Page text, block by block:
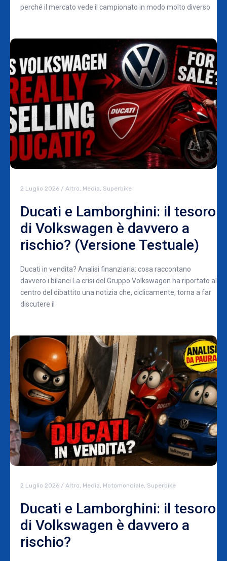
perché il mercato vede il campionato in modo molto diverso
2 Luglio 2026 / Altro Media Superbike
Ducati e Lamborghini: il tesoro
di Volkswagen è davvero a
rischio? (Versione Testuale)
Ducati in vendita? Analisi finanziaria: cosa raccontano
davvero i bilanci La crisi del Gruppo Volkswagen ha riportato al
centro del dibattito una notizia che, ciclicamente, torna a far
discutere il
2 Luglio 2026 / Altro Media Motomondiale Superbike
Ducati e Lamborghini: il tesoro
di Volkswagen è davvero a
rischio?